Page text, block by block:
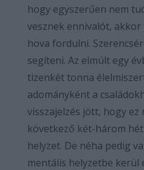
hogy egyszerűen nem
vesznek ennivalót,
hova fordulni.
segíteni. Az elmúlt egy
tizenkét tonna
adományként a
visszajelzés jött, hogy
következő két-három
helyzet. De néha pedig
mentális helyzetbe kerül